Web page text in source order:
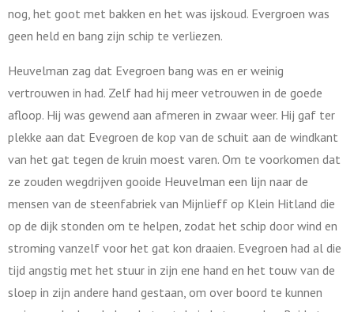
nog, het goot met bakken en het was ijskoud. Evergroen was
geen held en bang zijn schip te verliezen.
Heuvelman zag dat Evegroen bang was en er weinig
vertrouwen in had. Zelf had hij meer vetrouwen in de goede
afloop. Hij was gewend aan afmeren in zwaar weer. Hij gaf ter
plekke aan dat Evegroen de kop van de schuit aan de windkant
van het gat tegen de kruin moest varen. Om te voorkomen dat
ze zouden wegdrijven gooide Heuvelman een lijn naar de
mensen van de steenfabriek van Mijnlieff op Klein Hitland die
op de dijk stonden om te helpen, zodat het schip door wind en
stroming vanzelf voor het gat kon draaien. Evegroen had al die
tijd angstig met het stuur in zijn ene hand en het touw van de
sloep in zijn andere hand gestaan, om over boord te kunnen